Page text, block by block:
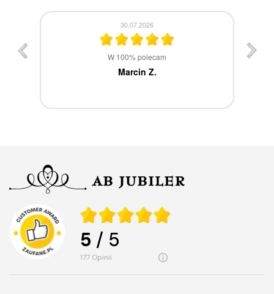
30.07.2026
W 100% polecam
Marcin Z.
5 / 5
177 opinii